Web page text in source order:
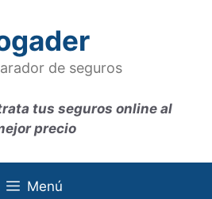
de seguros
tus seguros online al
precio
Menú